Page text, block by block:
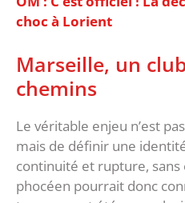
choc à Lorient
Marseille, un
chemins
‎Le véritable enjeu n’est
mais de définir une
continuité et rupture,
phocéen pourrait donc